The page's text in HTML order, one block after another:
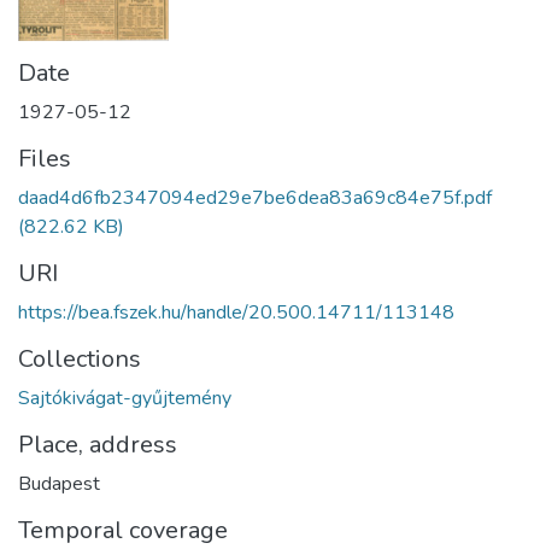
Date
1927-05-12
Files
daad4d6fb2347094ed29e7be6dea83a69c84e75f.pdf
(822.62 KB)
URI
https://bea.fszek.hu/handle/20.500.14711/113148
Collections
Sajtókivágat-gyűjtemény
Place, address
Budapest
Temporal coverage